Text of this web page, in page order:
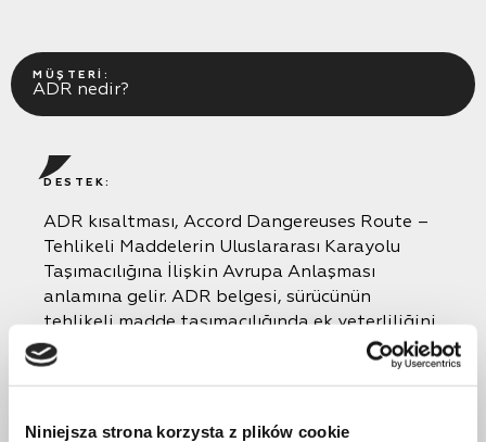
Niniejsza strona korzysta z plików cookie
MÜŞTERI:
ADR nedir?
DESTEK:
ADR kısaltması, Accord Dangereuses Route –
Tehlikeli Maddelerin Uluslararası Karayolu
Taşımacılığına İlişkin Avrupa Anlaşması
anlamına gelir. ADR belgesi, sürücünün
tehlikeli madde taşımacılığında ek yeterliliğini
onaylar. Tehlikeli maddeler, özellikleri
nedeniyle insan yaşamı ve sağlığı, çevre
diğer maddi nesnelerin korunması için tehdit